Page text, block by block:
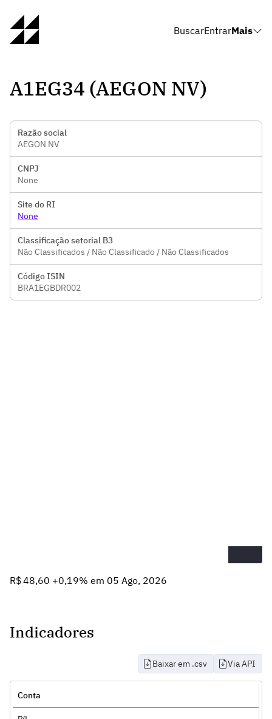
BuscarEntrarMais
A1EG34 (AEGON NV)
Razão social
AEGON NV
CNPJ
None
Site do RI
None
Classificação setorial B3
Não Classificados / Não Classificado / Não Classificados
Código ISIN
BRA1EGBDR002
R$ 48,60 +0,19% em 05 Ago, 2026
Indicadores
Baixar em .csv Via API
Conta